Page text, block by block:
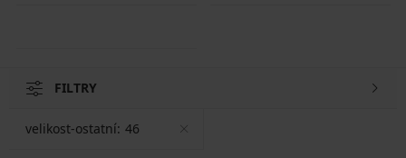
FILTRY
velikost-ostatní: 46